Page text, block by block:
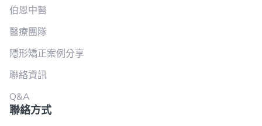
伯恩中醫
醫療團隊
隱形矯正案例分享
聯絡資訊
Q&A
聯絡方式